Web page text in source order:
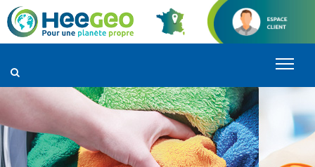
Panneau de gestion des cookies